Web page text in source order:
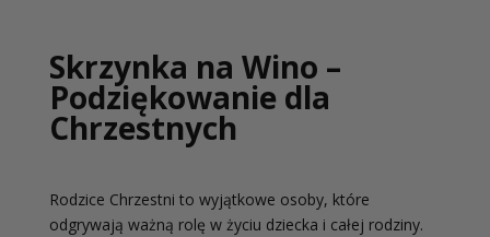
Skrzynka na Wino –
Podziękowanie dla
Chrzestnych
Rodzice Chrzestni to wyjątkowe osoby, które
odgrywają ważną rolę w życiu dziecka i całej rodziny.